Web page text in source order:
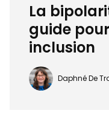
La
guide
inclusion
Daphné De